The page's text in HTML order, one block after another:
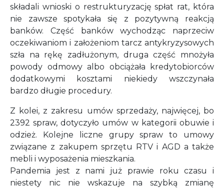
składali wnioski o restrukturyzację spłat rat, która
nie zawsze spotykała się z pozytywną reakcją
banków. Część banków wychodząc naprzeciw
oczekiwaniom i założeniom tarcz antykryzysowych
szła na rękę zadłużonym, druga część mnożyła
powody odmowy albo obciążała kredytobiorców
dodatkowymi kosztami niekiedy wszczynała
bardzo długie procedury.
Z kolei, z zakresu umów sprzedaży, najwięcej, bo
2392 spraw, dotyczyło umów w kategorii obuwie i
odzież. Kolejne liczne grupy spraw to umowy
związane z zakupem sprzętu RTV i AGD a także
mebli i wyposażenia mieszkania.
Pandemia jest z nami już prawie roku czasu i
niestety nic nie wskazuje na szybką zmianę